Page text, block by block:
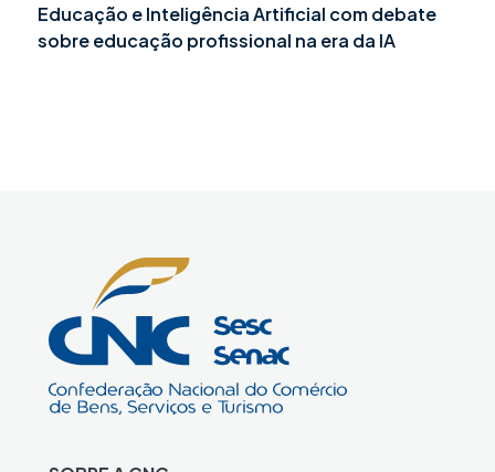
Educação e Inteligência Artificial com debate
sobre educação profissional na era da IA